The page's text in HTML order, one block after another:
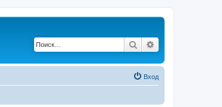
Поиск
Вход